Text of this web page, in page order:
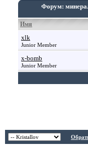
Форум:
Имя
xlk
Junior Member
x-bomb
Junior Member